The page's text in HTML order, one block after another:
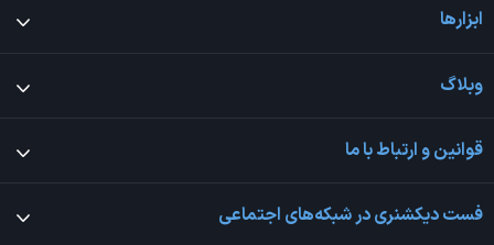
ابزارها
وبلاگ
قوانین و ارتباط با ما
فست دیکشنری در شبکه‌های اجتماعی